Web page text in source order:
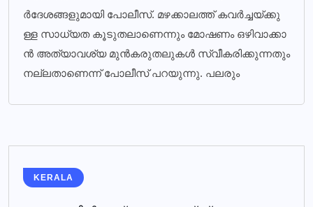
ര്‍​ദേ​ശ​ങ്ങ​ളു​മാ​യി​ പോ​ലീ​സ്. മ​ഴ​ക്കാ​ല​ത്ത് ക​വ​ര്‍​ച്ച​യ്ക്കു​
ള്ള സാ​ധ്യ​ത കൂ​ടു​ത​ലാ​ണെ​ന്നും മോ​ഷ​ണം ഒ​ഴി​വാ​ക്കാ​
ന്‍ അ​ത്യാ​വ​ശ്യ മു​ന്‍​ക​രു​ത​ലു​ക​ള്‍ സ്വീ​ക​രി​ക്കു​ന്ന​തും
ന​ല്ല​താ​ണെ​ന്ന് പോ​ലീ​സ് പ​റ​യു​ന്നു. പ​ല​രും
KERALA